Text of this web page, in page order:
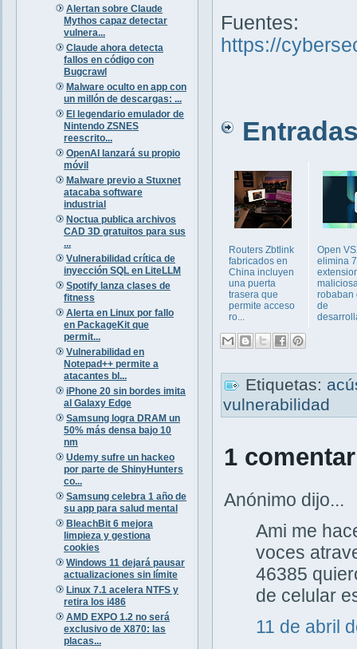
Alertan sobre Claude
Mythos capaz detectar
vulnera...
Claude ahora detecta
fallos en código con
Bugcrawl
Malware oculto en app con
un millón de descargas: ...
El legendario emulador de
Nintendo ZSNES
reescrito...
OpenAI lanzará su propio
móvil
Malware previo a Stuxnet
atacaba software
industrial
Noctua publica archivos
CAD 3D gratuitos para sus
...
Vulnerabilidad crítica de
inyección SQL en LiteLLM
Spotify lanza clases de
fitness
Alerta en Linux por fallo
en PackageKit que
permit...
Vulnerabilidad en
Notepad++ permite a
atacantes bl...
iPhone 20 sin bordes imita
al Galaxy Edge
Samsung logra DRAM un
50% más densa bajo 10
nm
Udemy sufre un hackeo
por parte de ShinyHunters
co...
Samsung celebra 1 año de
su app para salud mental
BleachBit 6 mejora
limpieza y gestiona
cookies
Windows 11 dejará pausar
actualizaciones sin límite
Linux 7.1 acelera NTFS y
retira los i486
AMD EXPO 1.2 no será
exclusivo de X870: las
placas...
Fuentes:
https://
Entradas
Routers Zbtlink
fabricados en
China incluyen
una puerta
trasera que
permite acceso
ro...
Open
elimina
robaban
de
Etiquetas:
vulnerabilidad
1
Anónimo dijo...
Ami me
voces
46385
de celular
11 de abril